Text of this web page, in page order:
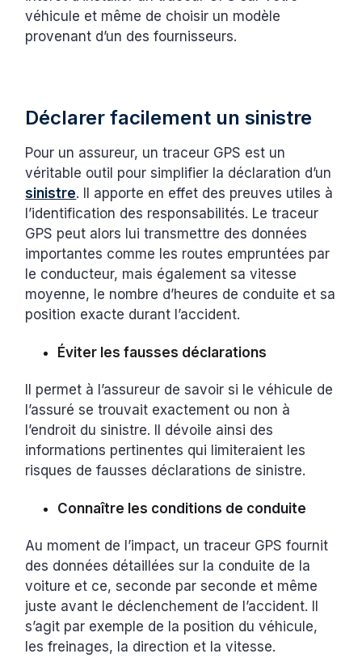
véhicule et même de choisir un modèle
provenant d’un des fournisseurs.
Déclarer facilement un sinistre
Pour un assureur, un traceur GPS est un
véritable outil pour simplifier la déclaration d’un
sinistre. Il apporte en effet des preuves utiles à
l’identification des responsabilités. Le traceur
GPS peut alors lui transmettre des données
importantes comme les routes empruntées par
le conducteur, mais également sa vitesse
moyenne, le nombre d’heures de conduite et sa
position exacte durant l’accident.
Éviter les fausses déclarations
Il permet à l’assureur de savoir si le véhicule de
l’assuré se trouvait exactement ou non à
l’endroit du sinistre. Il dévoile ainsi des
informations pertinentes qui limiteraient les
risques de fausses déclarations de sinistre.
Connaître les conditions de conduite
Au moment de l’impact, un traceur GPS fournit
des données détaillées sur la conduite de la
voiture et ce, seconde par seconde et même
juste avant le déclenchement de l’accident. Il
s’agit par exemple de la position du véhicule,
les freinages, la direction et la vitesse.